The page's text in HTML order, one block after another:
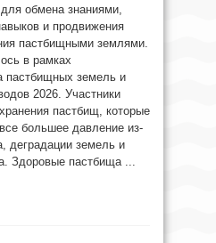
обмена знаниями,
и продвижения
пастбищными землями.
в рамках
пастбищных земель и
2026. Участники
пастбищ, которые
большее давление из-
деградации земель и
Здоровые пастбища ...